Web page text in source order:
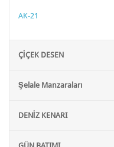
AK-21
ÇİÇEK DESEN
Şelale Manzaraları
DENİZ KENARI